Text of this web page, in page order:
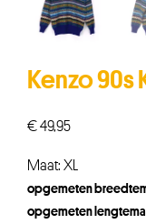
Kenzo 90s
€49,95
Maat: XL
opgemeten
opgemeten